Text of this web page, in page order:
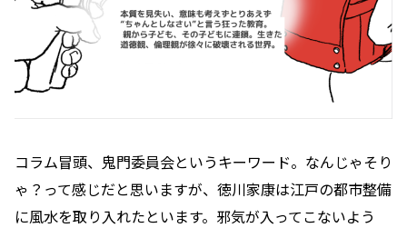
コラム冒頭、鬼門委員会というキーワード。なんじゃそり
ゃ？って感じだと思いますが、徳川家康は江戸の都市整備
に風水を取り入れたといます。邪気が入ってこないよう